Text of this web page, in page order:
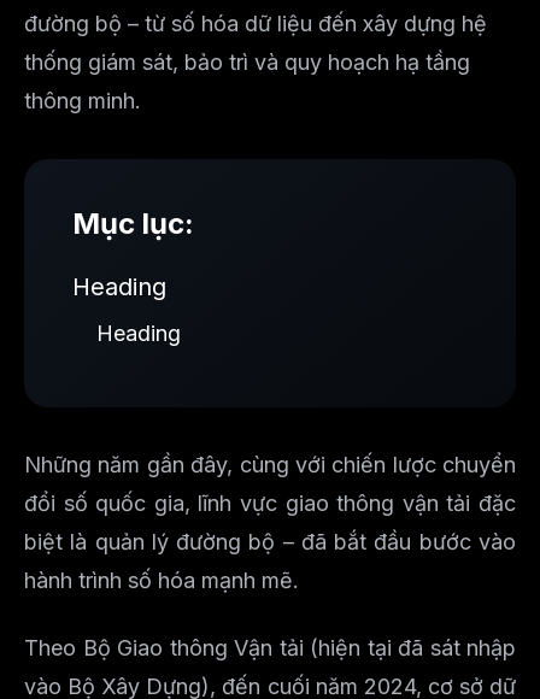
đường bộ – từ số hóa dữ liệu đến xây dựng hệ
thống giám sát, bảo trì và quy hoạch hạ tầng
thông minh.
Mục lục:
Heading
Heading
Những năm gần đây, cùng với chiến lược chuyển
đổi số quốc gia, lĩnh vực giao thông vận tải đặc
biệt là quản lý đường bộ – đã bắt đầu bước vào
hành trình số hóa mạnh mẽ.
Theo Bộ Giao thông Vận tải (hiện tại đã sát nhập
vào Bộ Xây Dựng), đến cuối năm 2024, cơ sở dữ